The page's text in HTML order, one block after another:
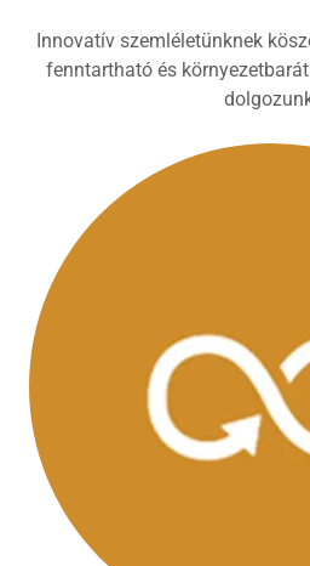
Innovatív szemléletünknek
fenntartható és